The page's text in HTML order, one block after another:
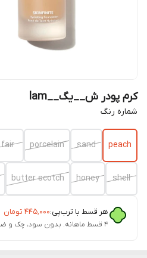
کرم پودر ش__یگ__lam
شماره رنگ
peach
sand
porcelain
fair
shell
honey
butter scotch
هر قسط با ترب‌پی:۴۴۵٬۰۰۰ تومان
۴ قسط ماهانه. بدون سود، چک و ضامن.